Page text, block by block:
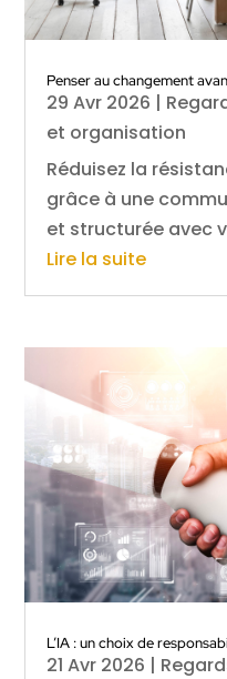
Penser au changement
29 Avr 2026 |
et organisation
Réduisez la
grâce à une
et structurée avec
Lire la suite
L’IA : un choix de
21 Avr 2026 |